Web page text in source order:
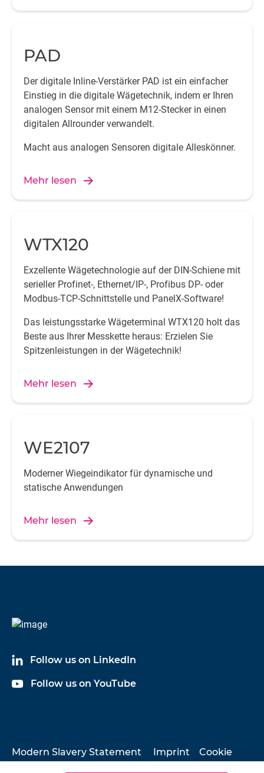
PAD
Der digitale Inline-Verstärker PAD ist ein einfacher
Einstieg in die digitale Wägetechnik, indem er Ihren
analogen Sensor mit einem M12-Stecker in einen
digitalen Allrounder verwandelt.
Macht aus analogen Sensoren digitale Alleskönner.
Mehr lesen
WTX120
Exzellente Wägetechnologie auf der DIN-Schiene mit
serieller Profinet-, Ethernet/IP-, Profibus DP- oder
Modbus-TCP-Schnittstelle und PanelX-Software!
Das leistungsstarke Wägeterminal WTX120 holt das
Beste aus Ihrer Messkette heraus: Erzielen Sie
Spitzenleistungen in der Wägetechnik!
Mehr lesen
WE2107
Moderner Wiegeindikator für dynamische und
statische Anwendungen
Mehr lesen
Follow us on LinkedIn
Follow us on YouTube
Modern Slavery Statement Imprint
Cookie